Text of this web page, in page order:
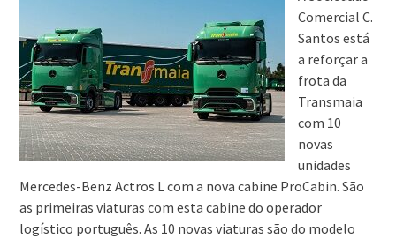
Comercial C.
Santos está
a reforçar a
frota da
Transmaia
com 10
novas
unidades
Mercedes-Benz Actros L com a nova cabine ProCabin. São
as primeiras viaturas com esta cabine do operador
logístico português. As 10 novas viaturas são do modelo